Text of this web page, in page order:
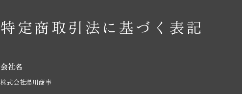
特定商取引法に基づく表記
会社名
株式会社湯川商事